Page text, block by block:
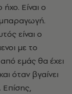
Είναι ο
είναι ο
με το
εμάς θα έχει
όταν βγαίνει
Επίσης,